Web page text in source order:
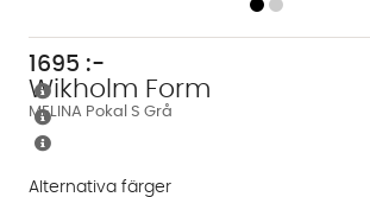
MELINA Pokal S Grå
Wikholm Form
1695 :-
Alternativa färger